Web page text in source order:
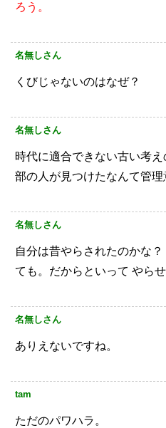
ろう。
名無しさん
くびじゃないのはなぜ？
名無しさん
時代に適合できない古い考え
部の人が見つけたなんて管理
名無しさん
自分は昔やらされたのかな？
ても。だからといって やら
名無しさん
ありえないですね。
tam
ただのパワハラ。